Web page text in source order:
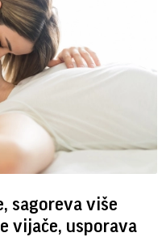
sagoreva više
vijače, usporava